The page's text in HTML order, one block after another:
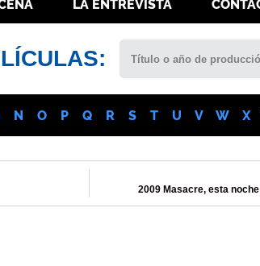
LA ENTREVISTA
N O P Q R S T U V W X
2009 Masacre, esta